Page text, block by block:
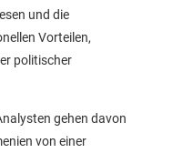
und die
Vorteilen,
politischer
gehen davon
von einer